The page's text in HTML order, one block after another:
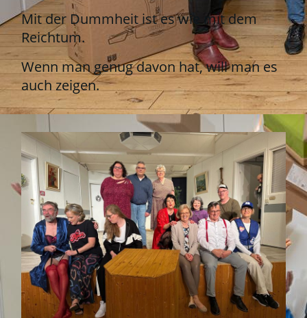
Mit der Dummheit ist es wie mit dem
Reichtum.
Wenn man genug davon hat, will man es
auch zeigen.